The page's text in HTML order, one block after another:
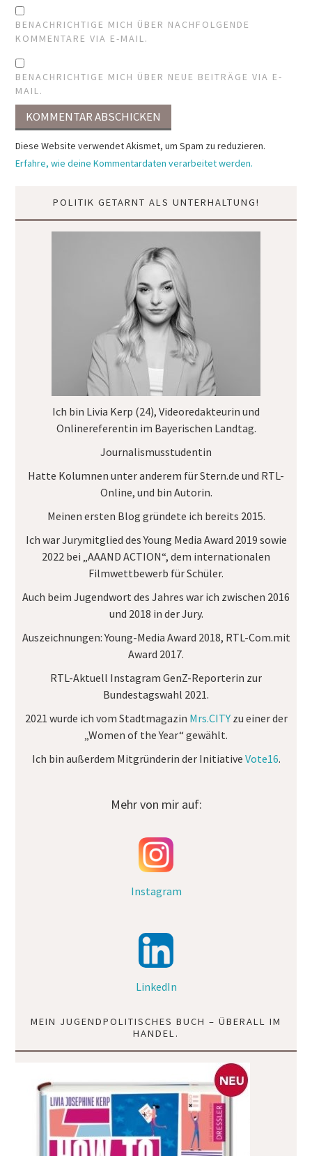
BENACHRICHTIGE MICH ÜBER NACHFOLGENDE
KOMMENTARE VIA E-MAIL.
BENACHRICHTIGE MICH ÜBER NEUE BEITRÄGE VIA E-
MAIL.
Diese Website verwendet Akismet, um Spam zu reduzieren.
Erfahre, wie deine Kommentardaten verarbeitet werden.
POLITIK GETARNT ALS UNTERHALTUNG!
Ich bin Livia Kerp (24), Videoredakteurin und
Onlinereferentin im Bayerischen Landtag.
Journalismusstudentin
Hatte Kolumnen unter anderem fürStern.de und RTL-
Online, und bin Autorin.
Meinen ersten Blog gründete ich bereits 2015.
Ich war Jurymitglied desYoung Media Award 2019 sowie
2022 bei „AAAND ACTION“, dem internationalen
Filmwettbewerb für Schüler.
Auch beim Jugendwort des Jahres war ich zwischen 2016
und 2018 in der Jury.
Auszeichnungen:Young-Media Award 2018, RTL-Com.mit
Award 2017.
RTL-Aktuell Instagram GenZ-Reporterin zur
Bundestagswahl 2021.
2021 wurde ich vom Stadtmagazin Mrs.CITYzu einer der
„Women of the Year“ gewählt.
Ich bin außerdem Mitgründerin der Initiative Vote16.
Mehr von mir auf:
Instagram
LinkedIn
MEIN JUGENDPOLITISCHES BUCH – ÜBERALL IM
HANDEL.